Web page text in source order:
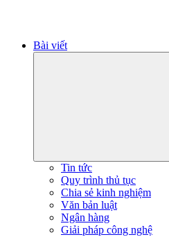
Bài viết
Tin tức
Quy trình thủ tục
Chia sẻ kinh nghiệm
Văn bản luật
Ngân hàng
Giải pháp công nghệ